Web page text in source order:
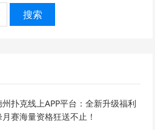
搜索
扑克线上APP平台：全新升级福利
赛海量资格狂送不止！